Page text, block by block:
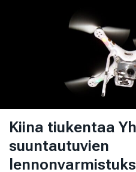
Kiina tiukentaa
suuntautuvien